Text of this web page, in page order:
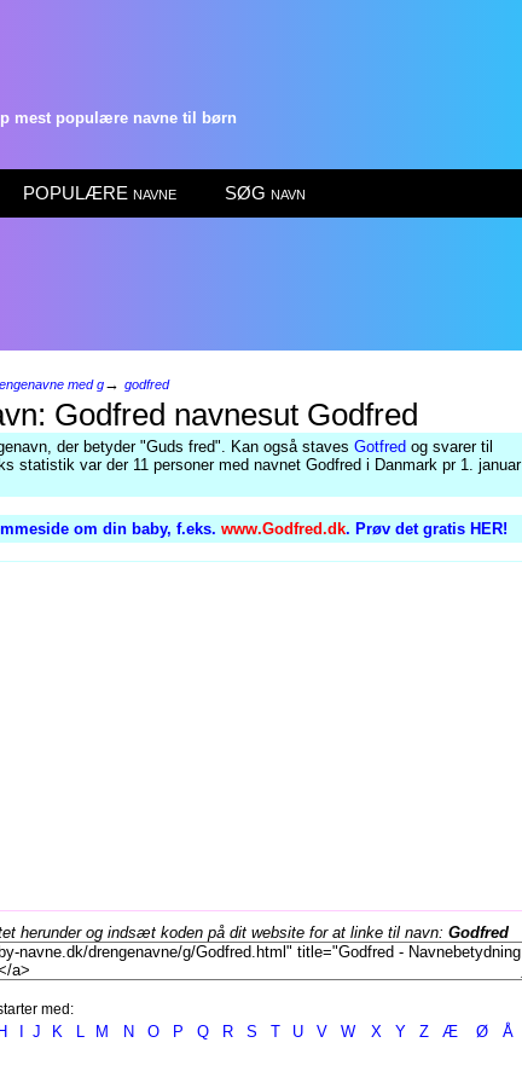
mest populære navne til børn
POPULÆRE navne SØG navn
med g→ godfred
Godfred
der betyder "Guds fred". Kan også staves Gotfred og svarer til
statistik var der 11 personer med navnet Godfred i Danmark pr 1. januar
om din baby, f.eks. www.Godfred.dk. Prøv det gratis HER!
herunder og indsæt koden på dit website for at linke til navn: Godfred
med:
H J K L M N O P Q R S T U V W X Y Z Æ Ø Å